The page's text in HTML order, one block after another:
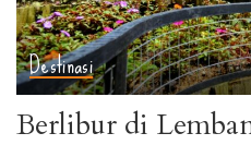
Destinasi
Berlibur di